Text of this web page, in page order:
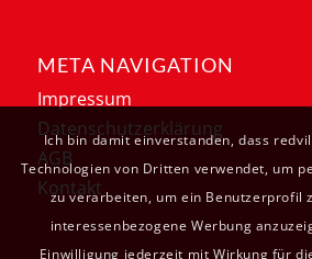
META NAVIGATION
Impressum
Datenschutzerklärung
AGB
Kontakt
Ich bin damit einverstanden, dass
Technologien von Dritten verwendet, um
zu verarbeiten, um ein Benutzerprofil
interessenbezogene Werbung
Einwilligung jederzeit mit Wirkung für